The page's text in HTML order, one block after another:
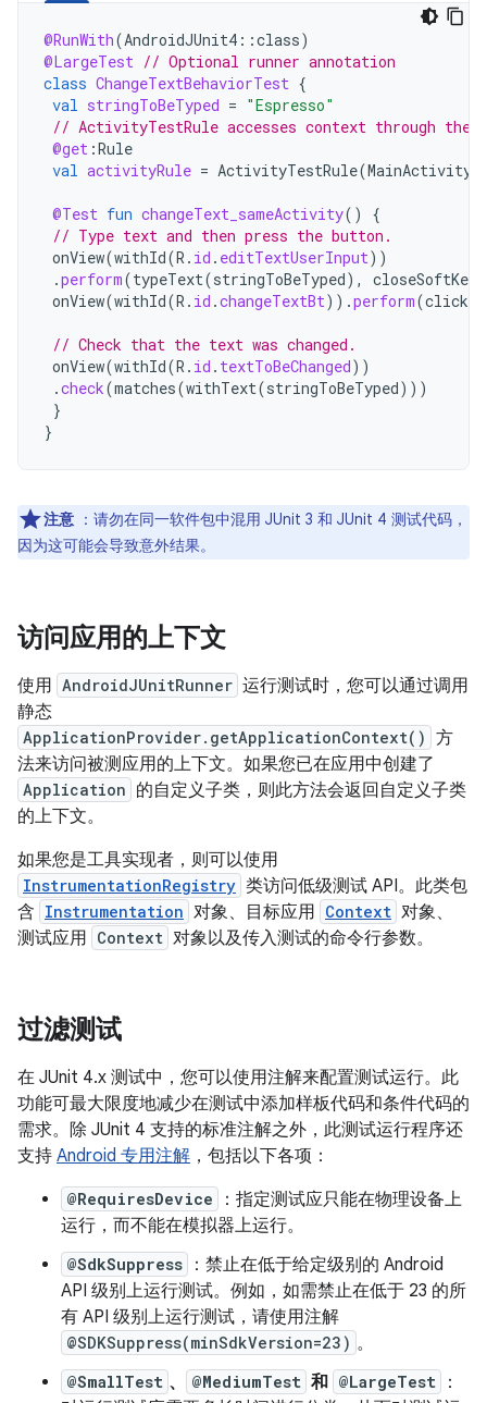
@RunWith(AndroidJUnit4 ::class)
@LargeTest // Optional runner annotation
class ChangeTextBehaviorTest {
val stringToBeTyped = "Espresso"
// ActivityTestRule accesses context through the
@get :Rule
val activityRule = ActivityTestRule(MainActivity
@Test fun changeText_sameActivity()
{
// Type text and then press the button.
onView(withId(R . id . editTextUserInput))
.perform(typeText(stringToBeTyped),
onView(withId(R . id .changeTextBt)).perform(click
// Check that the text was changed.
onView(withId(R . id . textToBeChanged))
.check(matches(withText(stringToBeTyped)))
}
}
注意 ：请勿在同一软件包中混用 JUnit 3 和 JUnit 4 测试代码，
因为这可能会导致意外结果。
访问应用的上下文
使用 AndroidJUnitRunner 运行测试时，您可以通过调用
静态
ApplicationProvider.getApplicationContext() 方
法来访问被测应用的上下文。如果您已在应用中创建了
Application 的自定义子类，则此方法会返回自定义子类
的上下文。
如果您是工具实现者，则可以使用
InstrumentationRegistry 类访问低级测试 API。此类包
含 Instrumentation 对象、目标应用 Context 对象、
测试应用 Context 对象以及传入测试的命令行参数。
过滤测试
在 JUnit 4.x 测试中，您可以使用注解来配置测试运行。此
功能可最大限度地减少在测试中添加样板代码和条件代码的
需求。除 JUnit 4 支持的标准注解之外，此测试运行程序还
支持 Android 专用注解 ，包括以下各项：
@RequiresDevice
：指定测试应只能在物理设备上
运行，而不能在模拟器上运行。
@SdkSuppress
：禁止在低于给定级别的 Android
API 级别上运行测试。例如，如需禁止在低于 23 的所
有 API 级别上运行测试，请使用注解
@SDKSuppress(minSdkVersion=23) 。
@SmallTest 、 @MediumTest 和 @LargeTest
：